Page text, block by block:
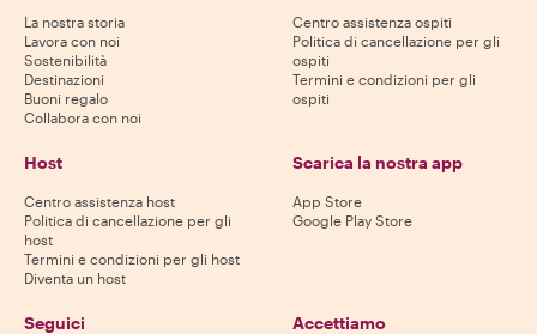
La nostra storia
Lavora con noi
Sostenibilità
Destinazioni
Buoni regalo
Collabora con noi
Centro assistenza ospiti
Politica di cancellazione per gli
ospiti
Termini e condizioni per gli
ospiti
Host
Centro assistenza host
Politica di cancellazione per gli
host
Termini e condizioni per gli host
Diventa un host
Scarica la nostra app
App Store
Google Play Store
Seguici Accettiamo